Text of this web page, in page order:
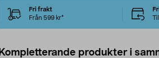
Fri frakt
Från 599 kr*
Kompletterande produkter i